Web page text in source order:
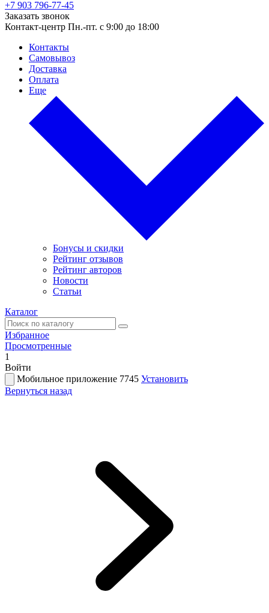
+7 903 796-77-45
Заказать звонок
Контакт-центр Пн.-пт. с 9:00 до 18:00
Контакты
Самовывоз
Доставка
Оплата
Еще
Бонусы и скидки
Рейтинг отзывов
Рейтинг авторов
Новости
Статьи
Каталог
Избранное
Просмотренные
1
Войти
Мобильное приложение 7745 Установить
Вернуться назад